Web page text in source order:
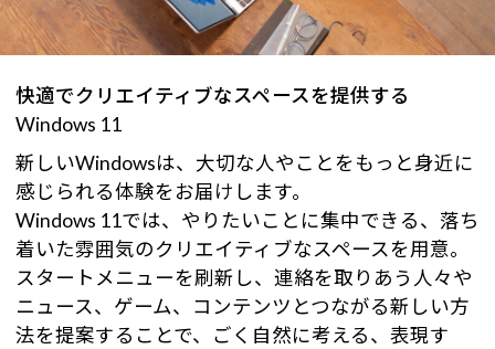
快適でクリエイティブなスペースを提供する
Windows 11
新しいWindowsは、大切な人やことをもっと身近に
感じられる体験をお届けします。
Windows 11では、やりたいことに集中できる、落ち
着いた雰囲気のクリエイティブなスペースを用意。
スタートメニューを刷新し、連絡を取りあう人々や
ニュース、ゲーム、コンテンツとつながる新しい方
法を提案することで、ごく自然に考える、表現す